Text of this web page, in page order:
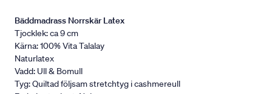
Bäddmadrass Norrskär Latex
Tjocklek: ca 9 cm
Kärna: 100% Vita Talalay
Naturlatex
Vadd: Ull & Bomull
Tyg: Quiltad följsam stretchtyg i cashmereull